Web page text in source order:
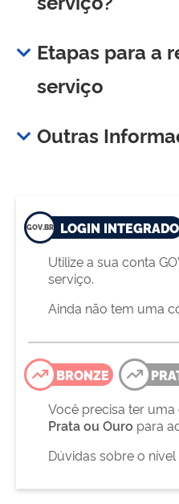
Etapas para a
serviço
Outras
LOGIN INTEGRADO
Utilize a sua conta
serviço.
Ainda não tem uma
BRONZE
Você precisa ter uma
Prata ou Ouro para
Dúvidas sobre o